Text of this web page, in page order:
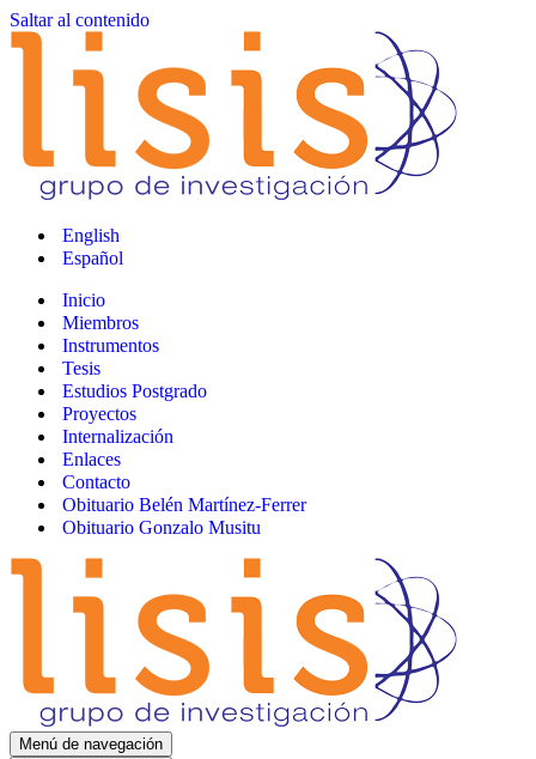
Saltar al contenido
English
Español
Inicio
Miembros
Instrumentos
Tesis
Estudios Postgrado
Proyectos
Internalización
Enlaces
Contacto
Obituario Belén Martínez-Ferrer
Obituario Gonzalo Musitu
Menú de navegación